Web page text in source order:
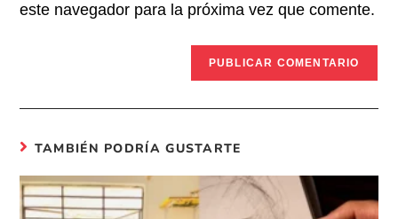
este navegador para la próxima vez que comente.
TAMBIÉN PODRÍA GUSTARTE